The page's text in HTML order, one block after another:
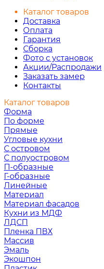
Каталог товаров
Доставка
Оплата
Гарантия
Сборка
Фото с установок
Акции/Распродажи
Заказать замер
Контакты
Каталог товаров
Форма
По форме
Прямые
Угловые кухни
С островом
С полуостровом
П-образные
Г-образные
Линейные
Материал
Материал фасадов
Кухни из МДФ
ЛДСП
Пленка ПВХ
Массив
Эмаль
Экошпон